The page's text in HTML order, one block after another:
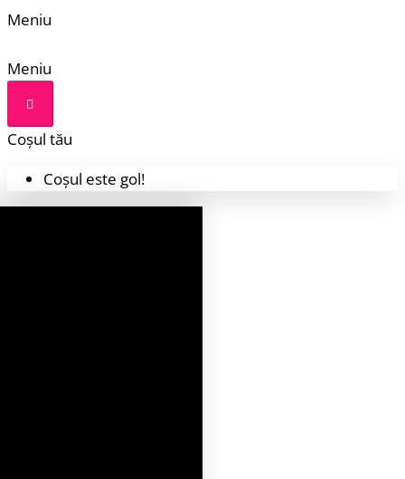
Meniu
Meniu
Coșul tău
Coșul este gol!